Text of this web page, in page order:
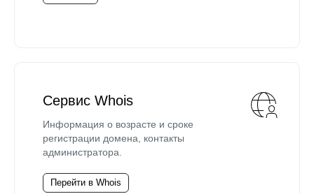
Сервис Whois
Информация о возрасте и сроке
регистрации домена, контакты
администратора.
Перейти в Whois